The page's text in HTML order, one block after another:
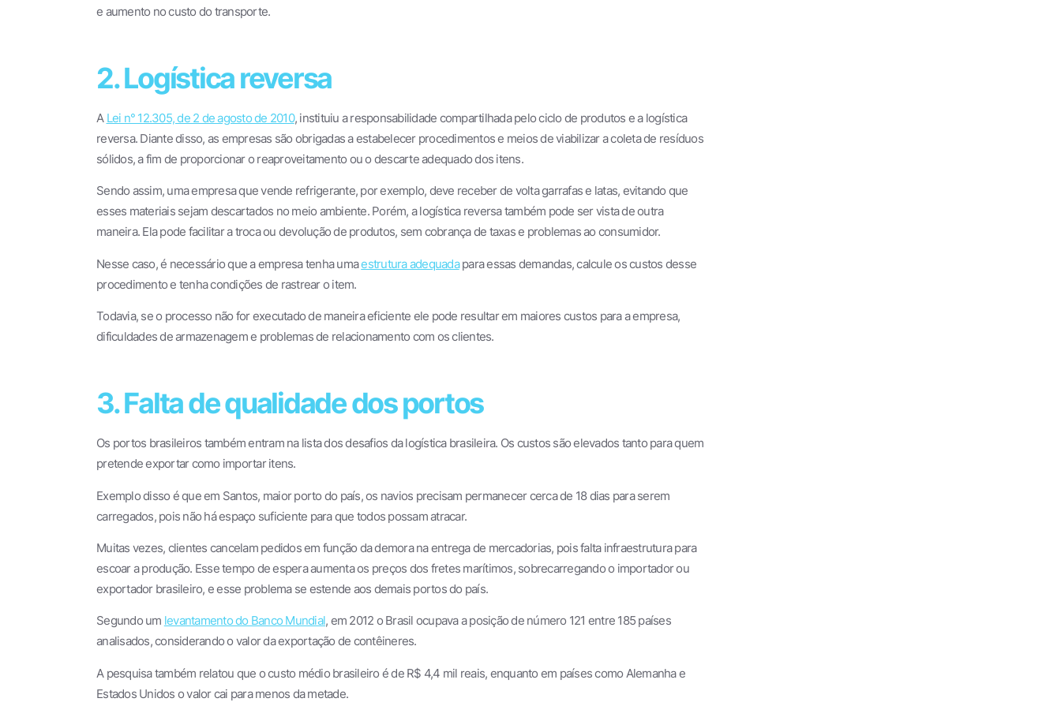
e aumento no custo do transporte.
2. Logística reversa
A Lei n° 12.305, de 2 de agosto de 2010, instituiu a responsabilidade compartilhada pelo ciclo de produtos e a logística
reversa. Diante disso, as empresas são obrigadas a estabelecer procedimentos e meios de viabilizar a coleta de resíduos
sólidos, a fim de proporcionar o reaproveitamento ou o descarte adequado dos itens.
Sendo assim, uma empresa que vende refrigerante, por exemplo, deve receber de volta garrafas e latas, evitando que
esses materiais sejam descartados no meio ambiente. Porém, a logística reversa também pode ser vista de outra
maneira. Ela pode facilitar a troca ou devolução de produtos, sem cobrança de taxas e problemas ao consumidor.
Nesse caso, é necessário que a empresa tenha umaestrutura adequadapara essas demandas, calcule os custos desse
procedimento e tenha condições de rastrear o item.
Todavia, se o processo não for executado de maneira eficiente ele pode resultar em maiores custos para a empresa,
dificuldades de armazenagem e problemas de relacionamento com os clientes.
3. Falta de qualidade dos portos
Os portos brasileiros também entram na lista dos desafios da logística brasileira. Os custos são elevados tanto para quem
pretende exportar como importar itens.
Exemplo disso é que em Santos, maior porto do país, os navios precisam permanecer cerca de 18 dias para serem
carregados, pois não há espaço suficiente para que todos possam atracar.
Muitas vezes, clientes cancelam pedidos em função da demora na entrega de mercadorias, pois falta infraestrutura para
escoar a produção. Esse tempo de espera aumenta os preços dos fretes marítimos, sobrecarregando o importador ou
exportador brasileiro, e esse problema se estende aos demais portos do país.
Segundo um levantamento do Banco Mundial, em 2012 o Brasil ocupava a posição de número 121 entre 185 países
analisados, considerando o valor da exportação de contêineres.
A pesquisa também relatou que o custo médio brasileiro é de R$ 4,4 mil reais, enquanto em países como Alemanha e
Estados Unidos o valor cai para menos da metade.